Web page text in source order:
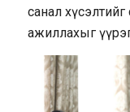
санал
ажиллахыг